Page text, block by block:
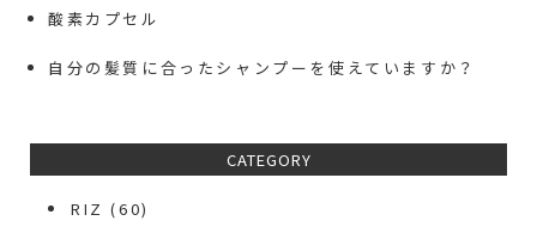
酸素カプセル
自分の髪質に合ったシャンプーを使えていますか？
CATEGORY
RIZ (60)